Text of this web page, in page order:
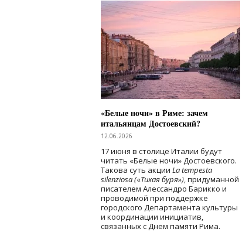
«Белые ночи» в Риме: зачем
итальянцам Достоевский?
12.06.2026
17 июня в столице Италии будут
читать «Белые ночи» Достоевского.
Такова суть акции La tempesta
silenziosa («Тихая буря»), придуманной
писателем Алессандро Барикко и
проводимой при поддержке
городского Департамента культуры
и координации инициатив,
связанных с Днем памяти Рима.